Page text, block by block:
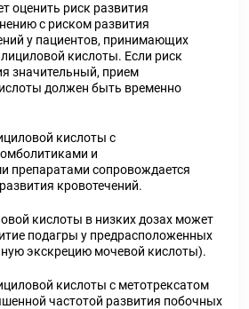
оценить риск развития
с риском развития
у пациентов, принимающих
кислоты. Если риск
значительный, прием
должен быть временно
кислоты с
и
препаратами сопровождается
кровотечений.
кислоты в низких дозах может
подагры у предрасположенных
экскрецию мочевой кислоты).
кислоты с метотрексатом
частотой развития побочных